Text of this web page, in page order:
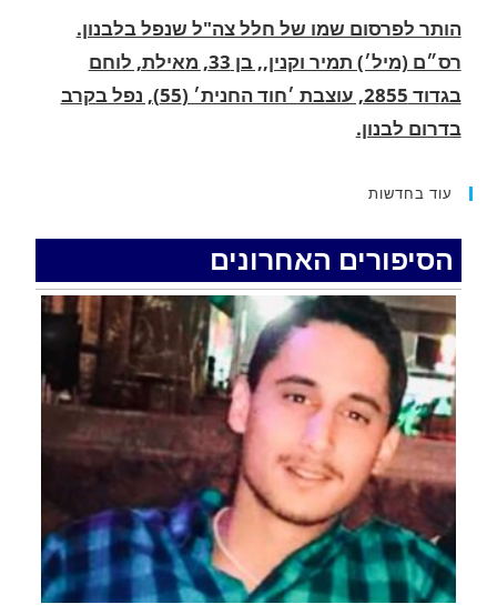
בגדוד 2855, עוצבת ׳חוד החנית׳ (55), נפל בקרב
בדרום לבנון.
.
החופשה המשפחתית שהפכה למסע גניבות: הוגשו
למסע גניבות באילת.
האדמה רועדת- סדרת רעידות אדמה בחצי האי סיני
רעידת אדמה הורגשה באילת
איציק נועם מייסד מקומו ערב ערב נפטר
עוד בחדשות
הסיפורים האחרונים